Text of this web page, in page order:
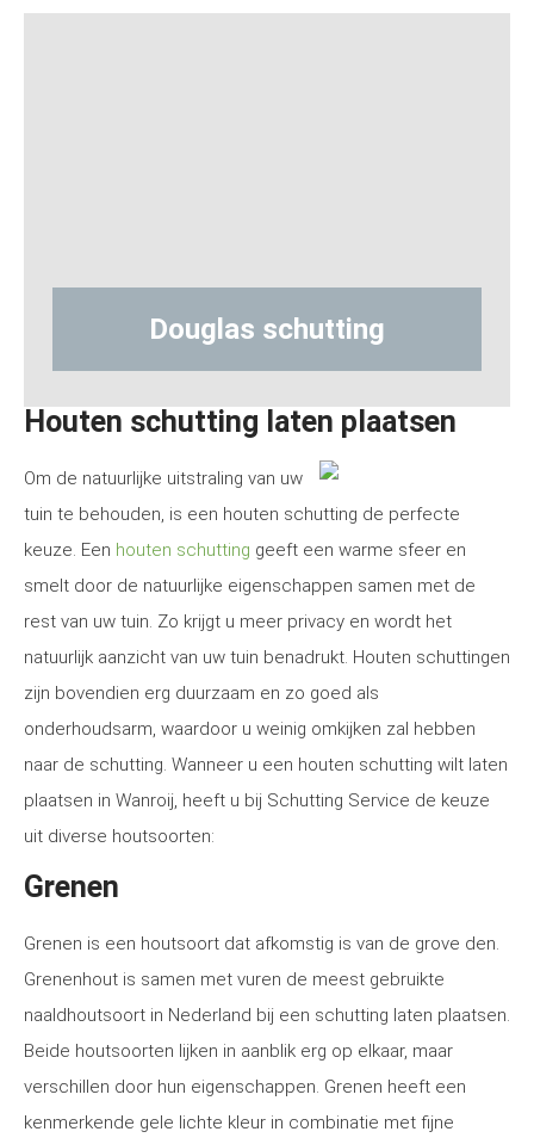
schutting
Houten schutting laten plaatsen
Om de natuurlijke uitstraling van uw
tuin te behouden, is een houten schutting de perfecte
keuze. Een houten schutting geeft een warme sfeer en
smelt door de natuurlijke eigenschappen samen met de
rest van uw tuin. Zo krijgt u meer privacy en wordt het
natuurlijk aanzicht van uw tuin benadrukt. Houten schuttingen
zijn bovendien erg duurzaam en zo goed als
onderhoudsarm, waardoor u weinig omkijken zal hebben
naar de schutting. Wanneer u een houten schutting wilt laten
plaatsen in Wanroij, heeft u bij Schutting Service de keuze
uit diverse houtsoorten:
Grenen
Grenen is een houtsoort dat afkomstig is van de grove den.
Grenenhout is samen met vuren de meest gebruikte
naaldhoutsoort in Nederland bij een schutting laten plaatsen.
Beide houtsoorten lijken in aanblik erg op elkaar, maar
verschillen door hun eigenschappen. Grenen heeft een
kenmerkende gele lichte kleur in combinatie met fijne